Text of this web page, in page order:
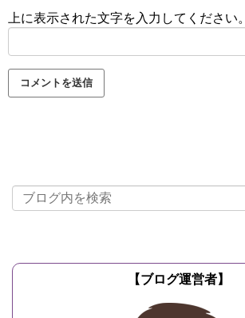
上に表示された文字を入力してください。
【ブログ運営者】